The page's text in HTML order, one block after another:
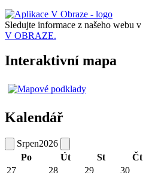
Sledujte informace z našeho webu v
V OBRAZE.
Interaktivní mapa
Kalendář
Srpen2026
Po
Út St Čt
27
28 29 30